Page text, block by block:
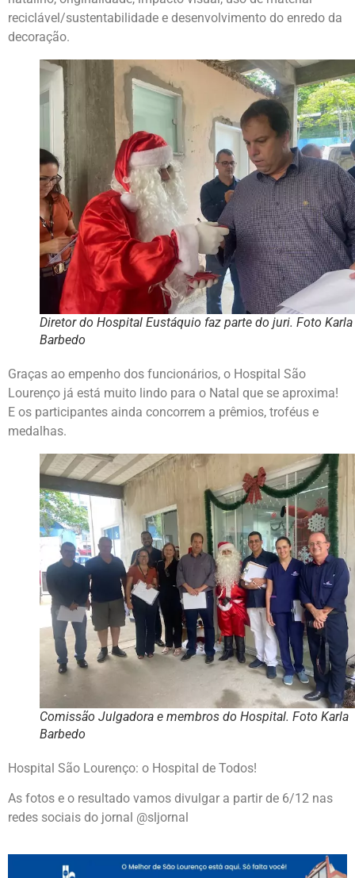
reciclável/sustentabilidade e desenvolvimento do enredo da
decoração.
Diretor do Hospital Eustáquio faz parte do juri. Foto Karla
Barbedo
Graças ao empenho dos funcionários, o Hospital São
Lourenço já está muito lindo para o Natal que se aproxima!
E os participantes ainda concorrem a prêmios, troféus e
medalhas.
Comissão Julgadora e membros do Hospital. Foto Karla
Barbedo
Hospital São Lourenço: o Hospital de Todos!
As fotos e o resultado vamos divulgar a partir de 6/12 nas
redes sociais do jornal @sljornal